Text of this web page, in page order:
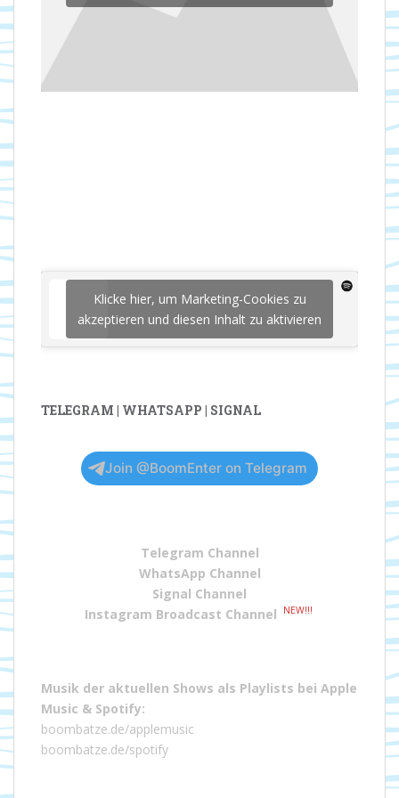
Klicke hier, um Marketing-Cookies zu
akzeptieren und diesen Inhalt zu aktivieren
TELEGRAM | WHATSAPP | SIGNAL
Join @BoomEnter on Telegram
Telegram Channel
WhatsApp Channel
Signal Channel
Instagram Broadcast Channel
NEW!!!
Musik der aktuellen Shows als Playlists bei Apple
Music & Spotify:
boombatze.de/applemusic
boombatze.de/spotify